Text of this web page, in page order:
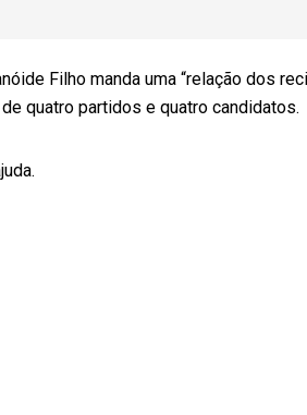
Filho manda uma “relação dos
quatro partidos e quatro candidatos.